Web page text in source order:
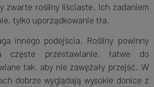
zwarte rośliny liściaste. Ich zadaniem
tylko uporządkowanie tła.
innego podejścia. Rośliny powinny
częste przestawianie, łatwe do
tak, aby nie zawężały przejść. W
dobrze wyglądają wysokie donice z